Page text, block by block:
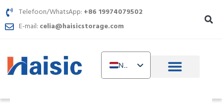
Spring
naar
inhoud
Telefoon/WhatsApp: +86 19974079502
E-mail: celia@haisicstorage.com
NL
EN